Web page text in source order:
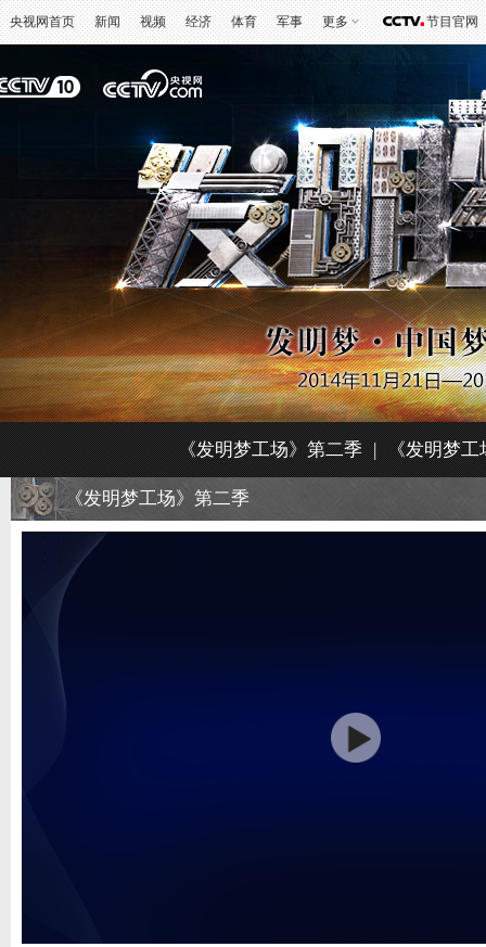
央视网首页 新闻 视频 经济 体育 军事 更多 节目官网
《发明梦工场》第二季 | 《发明梦工
《发明梦工场》第二季